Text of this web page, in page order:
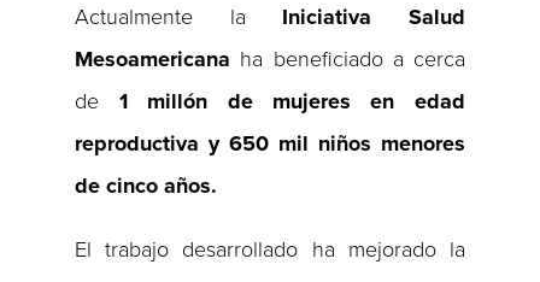
Actualmente la Iniciativa Salud
Mesoamericana ha beneficiado a cerca
de 1 millón de mujeres en edad
reproductiva y 650 mil niños menores
de cinco años.
El trabajo desarrollado ha mejorado la